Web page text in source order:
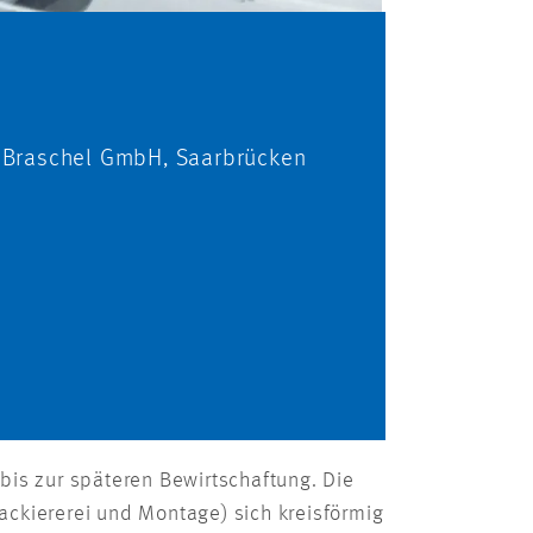
GmbH, Saarbrücken
zur späteren Bewirtschaftung. Die
und Montage) sich kreisförmig